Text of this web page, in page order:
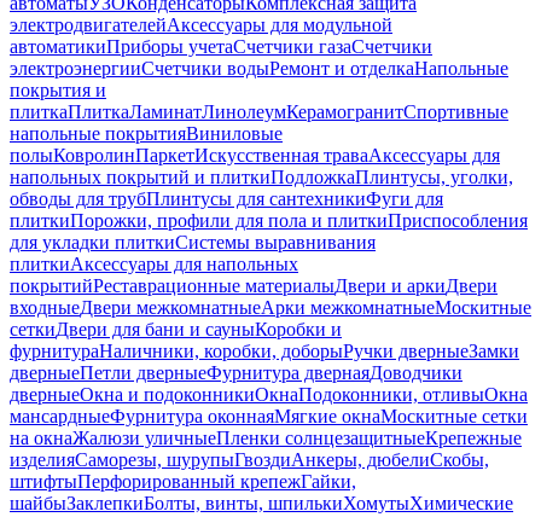
электродвигателейАксессуары для модульной
автоматикиПриборы учетаСчетчики газаСчетчики
электроэнергииСчетчики водыРемонт и отделкаНапольные
покрытия и
плиткаПлиткаЛаминатЛинолеумКерамогранитСпортивные
напольные покрытияВиниловые
полыКовролинПаркетИскусственная траваАксессуары для
напольных покрытий и плиткиПодложкаПлинтусы, уголки,
обводы для трубПлинтусы для сантехникиФуги для
плиткиПорожки, профили для пола и плиткиПриспособления
для укладки плиткиСистемы выравнивания
плиткиАксессуары для напольных
покрытийРеставрационные материалыДвери и аркиДвери
входныеДвери межкомнатныеАрки межкомнатныеМоскитные
сеткиДвери для бани и сауныКоробки и
фурнитураНаличники, коробки, доборыРучки дверныеЗамки
дверныеПетли дверныеФурнитура двернаяДоводчики
дверныеОкна и подоконникиОкнаПодоконники, отливыОкна
мансардныеФурнитура оконнаяМягкие окнаМоскитные сетки
на окнаЖалюзи уличныеПленки солнцезащитныеКрепежные
изделияСаморезы, шурупыГвоздиАнкеры, дюбелиСкобы,
штифтыПерфорированный крепежГайки,
шайбыЗаклепкиБолты, винты, шпилькиХомутыХимические